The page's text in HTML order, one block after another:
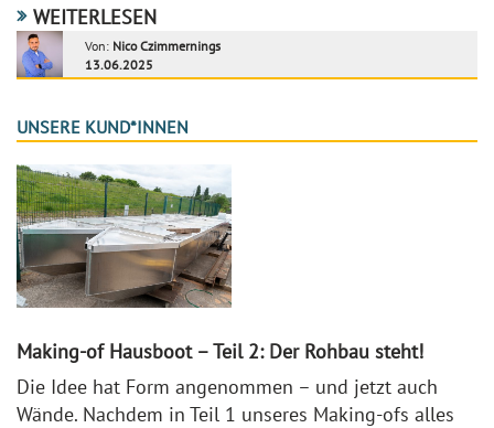
WEITERLESEN
Von: Nico Czimmernings
13.06.2025
UNSERE KUND*INNEN
Making-of Hausboot – Teil 2: Der Rohbau steht!
Die Idee hat Form angenommen – und jetzt auch
Wände. Nachdem in Teil 1 unseres Making-ofs alles